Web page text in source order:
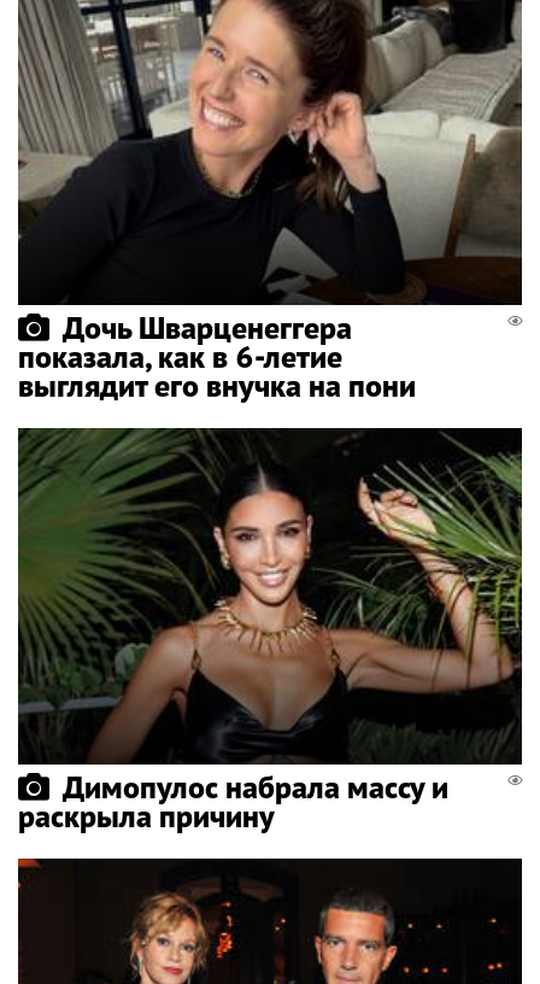
Дочь Шварценеггера
показала, как в 6-летие
выглядит его внучка на пони
Димопулос набрала массу и
раскрыла причину